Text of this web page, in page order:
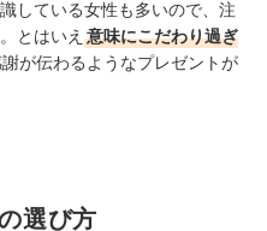
イーツアソート
てぃらみす 凛果
ミエール｜クッキー缶セット
S ワッフル｜739
している女性も多いので、注
とはいえ 意味にこだわり過ぎ
が伝わるようなプレゼントが
選び方